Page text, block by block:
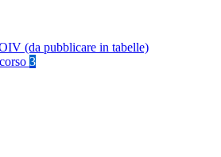
(da pubblicare in tabelle)
3